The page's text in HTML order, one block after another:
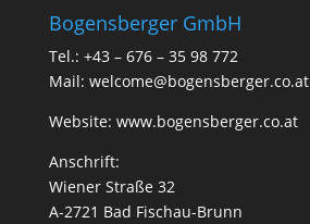
Bogensberger GmbH
Tel.: +43 – 676 – 35 98 772
Mail: welcome@bogensberger.co.at
Website: www.bogensberger.co.at
Anschrift:
Wiener Straße 32
A-2721 Bad Fischau-Brunn